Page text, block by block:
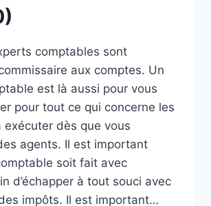
comptables sont
aux comptes. Un
est là aussi pour vous
pour tout ce qui concerne les
exécuter dès que vous
agents. Il est important
soit fait avec
d’échapper à tout souci avec
impôts. Il est important…